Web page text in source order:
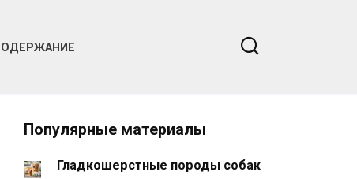
Популярные материалы
Гладкошерстные породы собак